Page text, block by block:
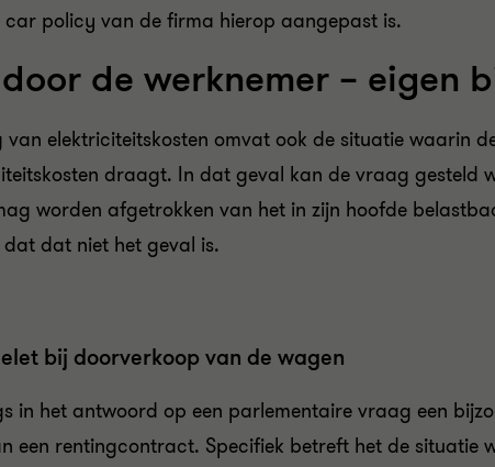
policy van de firma hierop aangepast is.
de werknemer – eigen
elektriciteitskosten omvat ook de situatie waarin
draagt. In dat geval kan de vraag gesteld
worden afgetrokken van het in zijn hoofde
dat niet het geval is.
bij doorverkoop van de wagen
in het antwoord op een parlementaire vraag een
een rentingcontract. Specifiek betreft het de